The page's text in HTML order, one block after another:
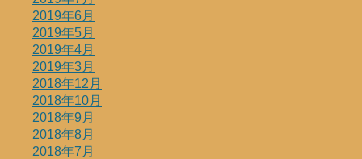
2019年6月
2019年5月
2019年4月
2019年3月
2018年12月
2018年10月
2018年9月
2018年8月
2018年7月